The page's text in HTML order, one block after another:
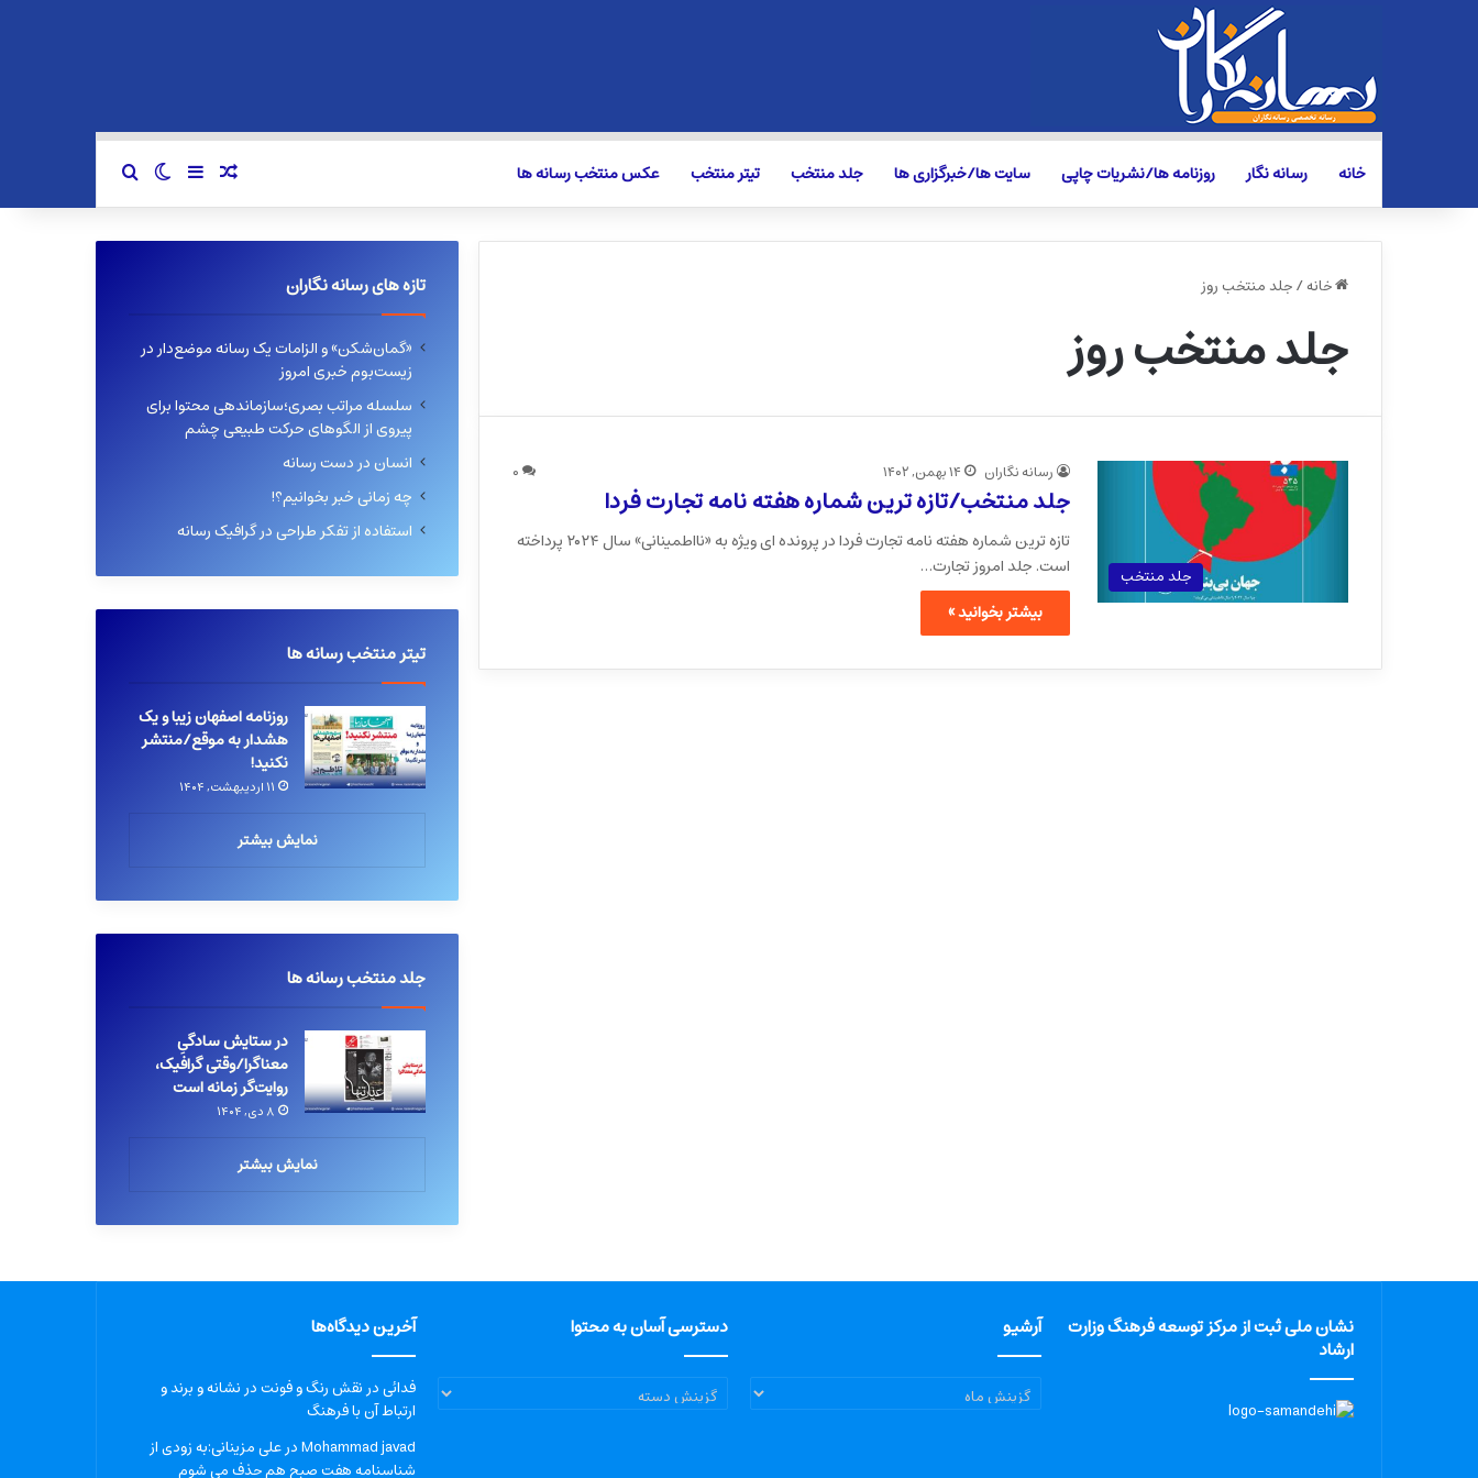
خانه رسانه نگار روزنامه ها/نشریات چاپی سایت ها/خبرگزاری ها جلد منتخب تیتر منتخب عکس منتخب رسانه ها نوشته تصادفی
سایدبارتغییر پوسته
خانه/جلد منتخب روز
جلد منتخب روز
جلد منتخب
رسانه نگاران ۱۴ بهمن, ۱۴۰۲ ۰
جلد منتخب/تازه ترین شماره هفته نامه تجارت فردا
تازه ترین شماره هفته نامه تجارت فردا در پرونده ای ویژه به «نااطمینانی» سال ۲۰۲۴ پرداخته
است. جلد امروز تجارت…
بیشتر بخوانید »
تازه های رسانه نگاران
«گمان‌شکن» و الزامات یک رسانه موضع‌دار در
زیست‌بوم خبری امروز
سلسله مراتب بصری؛سازماندهی محتوا برای
پیروی از الگوهای حرکت طبیعی چشم
انسان در دست رسانه
چه زمانی خبر بخوانیم؟!
استفاده از تفکر طراحی در گرافیک رسانه
تیتر منتخب رسانه ها
روزنامه اصفهان زیبا و یک
هشدار به موقع/منتشر
نکنید!
۱۱ اردیبهشت, ۱۴۰۴
نمایش بیشتر
جلد منتخب رسانه ها
در ستایش سادگیِ
معناگرا/وقتی گرافیک،
روایت‌گر زمانه است
۸ دی, ۱۴۰۴
نمایش بیشتر
نشان ملی ثبت از مرکز توسعه فرهنگ وزارت
ارشاد
آرشیو
آرشیو
دسترسی آسان به محتوا
دسترسی
آسان
آخرین دیدگاه‌ها
فدائیدرنقش رنگ و فونت در نشانه و برند و
ارتباط آن با فرهنگ
Mohammad javadدرعلی مزینانی:به زودی از
شناسنامه هفت صبح هم حذف می شوم